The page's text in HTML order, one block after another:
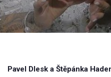
Pavel Dlesk a Štěpánka